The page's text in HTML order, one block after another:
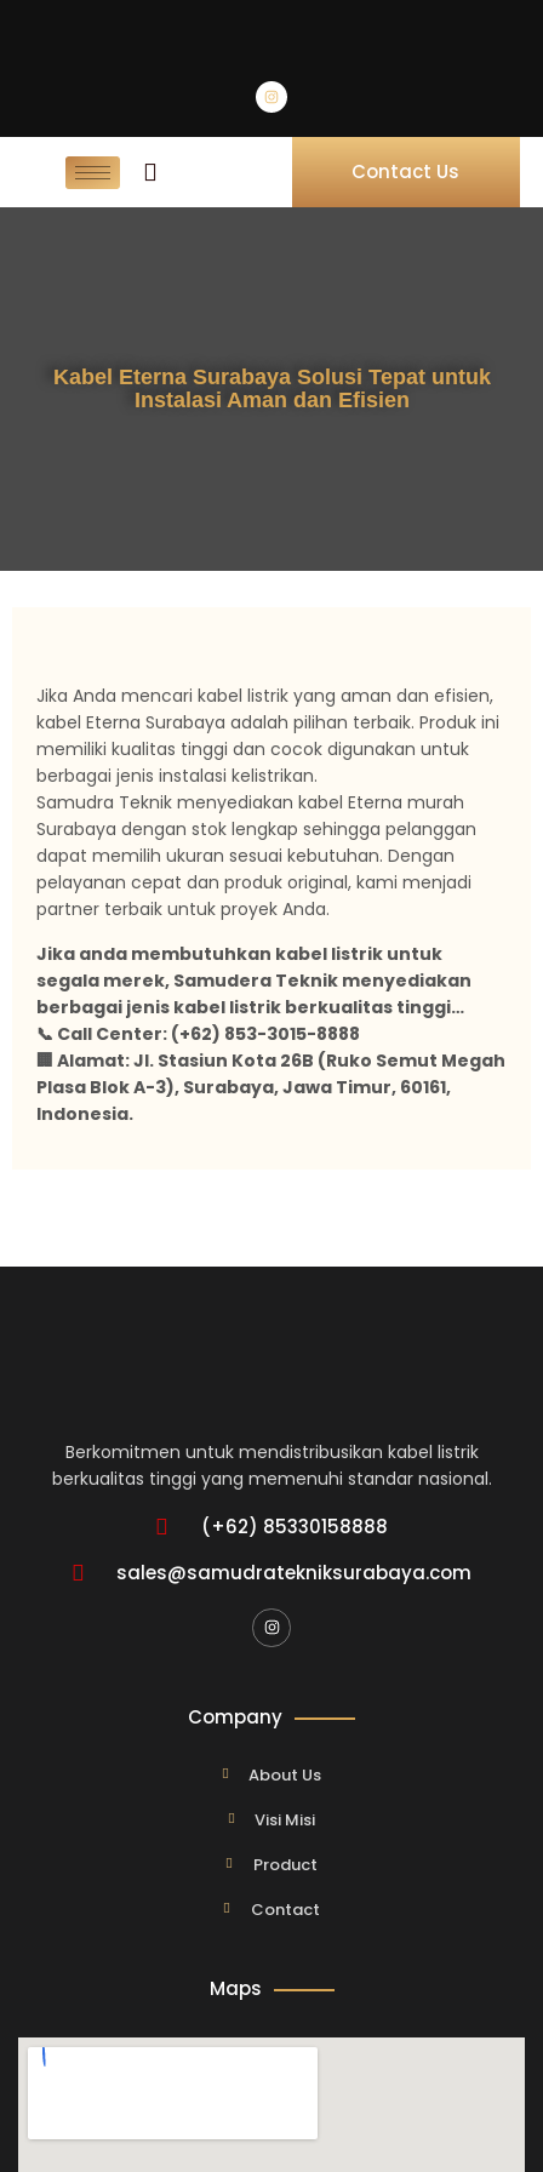
Contact Us
Kabel Eterna Surabaya Solusi Tepat untuk
Instalasi Aman dan Efisien
Jika Anda mencari kabel listrik yang aman dan efisien,
kabel Eterna Surabaya adalah pilihan terbaik. Produk ini
memiliki kualitas tinggi dan cocok digunakan untuk
berbagai jenis instalasi kelistrikan.
Samudra Teknik menyediakan kabel Eterna murah
Surabaya dengan stok lengkap sehingga pelanggan
dapat memilih ukuran sesuai kebutuhan. Dengan
pelayanan cepat dan produk original, kami menjadi
partner terbaik untuk proyek Anda.
Jika anda membutuhkan kabel listrik untuk
segala merek, Samudera Teknik menyediakan
berbagai jenis kabel listrik berkualitas tinggi…
📞 Call Center: (+62) 853-3015-8888
🏢 Alamat: Jl. Stasiun Kota 26B (Ruko Semut Megah
Plasa Blok A-3), Surabaya, Jawa Timur, 60161,
Indonesia.
Berkomitmen untuk mendistribusikan kabel listrik
berkualitas tinggi yang memenuhi standar nasional.
(+62) 85330158888
sales@samudratekniksurabaya.com
Company
About Us
Visi Misi
Product
Contact
Maps